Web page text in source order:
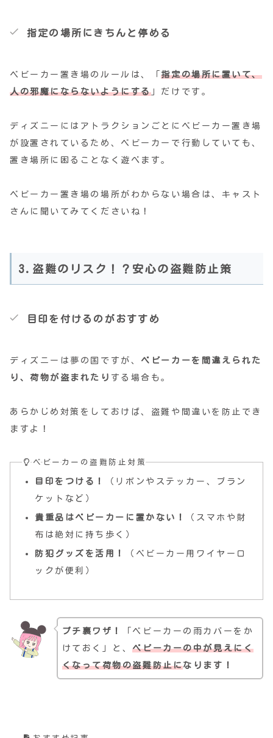
指定の場所にきちんと停める
ベビーカー置き場のルールは、「指定の場所に置いて、
人の邪魔にならないようにする」だけです。
ディズニーにはアトラクションごとにベビーカー置き場
が設置されているため、ベビーカーで行動していても、
置き場所に困ることなく遊べます。
ベビーカー置き場の場所がわからない場合は、キャスト
さんに聞いてみてくださいね！
3.盗難のリスク！？安心の盗難防止策
目印を付けるのがおすすめ
ディズニーは夢の国ですが、 ベビーカーを間違えられた
り、荷物が盗まれたり する場合も。
あらかじめ対策をしておけば、盗難や間違いを防止でき
ますよ！
ベビーカーの盗難防止対策
目印をつける！
（リボンやステッカー、ブラン
ケットなど）
貴重品はベビーカーに置かない！
（スマホや財
布は絶対に持ち歩く）
防犯グッズを活用！
（ベビーカー用ワイヤーロ
ックが便利）
プチ裏ワザ！
「ベビーカーの雨カバーをか
けておく」と、ベビーカーの中が見えにく
くなって荷物の盗難防止になります！